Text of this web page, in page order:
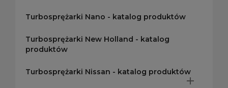
Turbosprężarki Nano - katalog produktów
Turbosprężarki New Holland - katalog
produktów
Turbosprężarki Nissan - katalog produktów
